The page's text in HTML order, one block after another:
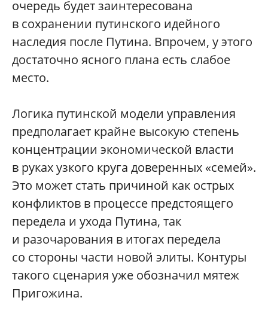
очередь будет заинтересована
в сохранении путинского идейного
наследия после Путина. Впрочем, у этого
достаточно ясного плана есть слабое
место.
Логика путинской модели управления
предполагает крайне высокую степень
концентрации экономической власти
в руках узкого круга доверенных «семей».
Это может стать причиной как острых
конфликтов в процессе предстоящего
передела и ухода Путина, так
и разочарования в итогах передела
со стороны части новой элиты. Контуры
такого сценария уже обозначил мятеж
Пригожина.